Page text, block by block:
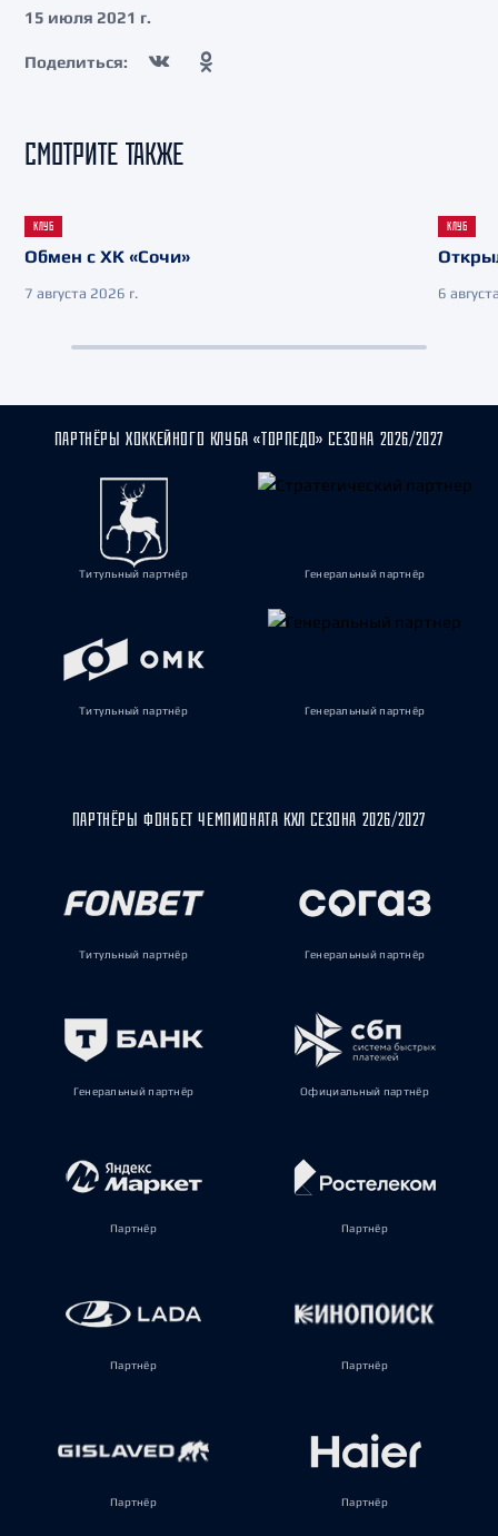
15 июля 2021 г.
Поделиться:
СМОТРИТЕ ТАКЖЕ
КЛУБ
Обмен с ХК «Сочи»
7 августа 2026 г.
КЛУБ
6
ПАРТНЁРЫ ХОККЕЙНОГО КЛУБА «ТОРПЕДО» СЕЗОНА 2026/2027
Титульный партнёр Генеральный партнёр
Титульный партнёр Генеральный партнёр
ПАРТНЁРЫ ФОНБЕТ ЧЕМПИОНАТА КХЛ СЕЗОНА 2026/2027
Титульный партнёр Генеральный партнёр
Генеральный партнёр Официальный партнёр
Партнёр Партнёр
Партнёр Партнёр
Партнёр Партнёр